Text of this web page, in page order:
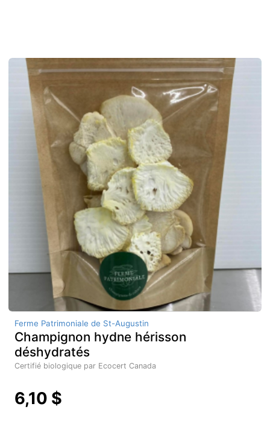
Ferme Patrimoniale de St-Augustin
Champignon hydne hérisson
déshydratés
Certifié biologique par Ecocert Canada
6,10 $